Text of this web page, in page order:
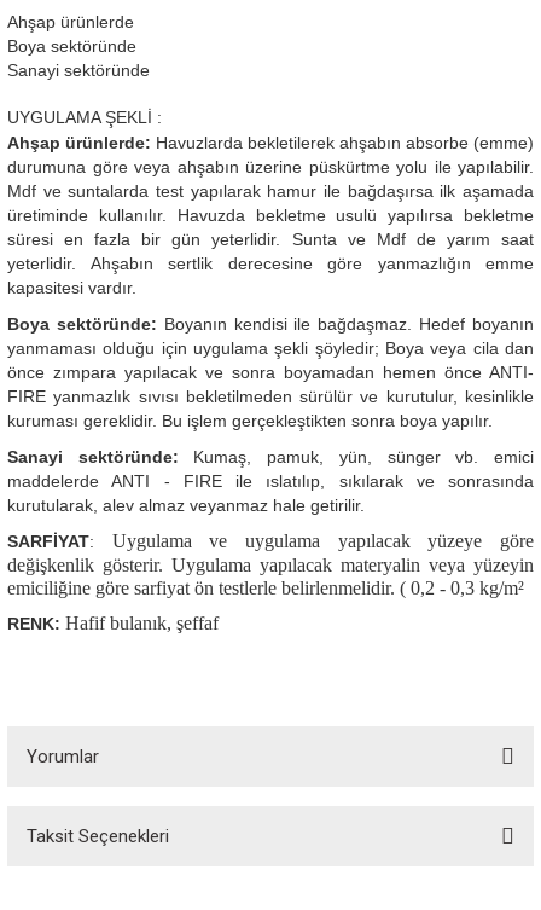
Ahşap ürünlerde
Boya sektöründe
Sanayi sektöründe
UYGULAMA ŞEKLİ :
Ahşap ürünlerde: Havuzlarda bekletilerek ahşabın absorbe (emme)
durumuna göre veya ahşabın üzerine püskürtme yolu ile yapılabilir.
Mdf ve suntalarda test yapılarak hamur ile bağdaşırsa ilk aşamada
üretiminde kullanılır. Havuzda bekletme usulü yapılırsa bekletme
süresi en fazla bir gün yeterlidir. Sunta ve Mdf de yarım saat
yeterlidir. Ahşabın sertlik derecesine göre yanmazlığın emme
kapasitesi vardır.
Boya sektöründe: Boyanın kendisi ile bağdaşmaz. Hedef boyanın
yanmaması olduğu için uygulama şekli şöyledir; Boya veya cila dan
önce zımpara yapılacak ve sonra boyamadan hemen önce ANTI-
FIRE yanmazlık sıvısı bekletilmeden sürülür ve kurutulur, kesinlikle
kuruması gereklidir. Bu işlem gerçekleştikten sonra boya yapılır.
Sanayi sektöründe:
Kumaş, pamuk, yün, sünger vb. emici
maddelerde ANTI - FIRE ile ıslatılıp, sıkılarak ve sonrasında
kurutularak, alev almaz veyanmaz hale getirilir.
SARFİYAT:
Uygulama ve uygulama yapılacak yüzeye göre
değişkenlik gösterir. Uygulama yapılacak materyalin veya yüzeyin
emiciliğine göre sarfiyat ön testlerle belirlenmelidir. ( 0,2 - 0,3 kg/m²
RENK: Hafif bulanık, şeffaf
Yorumlar
Taksit Seçenekleri